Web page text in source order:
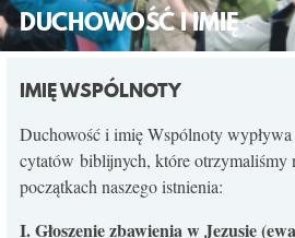
DLA KOGO?
WSPÓLNOTA
KURSY SNE
DUCHOWOŚĆ I IMIĘ
IMIĘ WSPÓLNOTY
Duchowość i imię Wspólnoty
cytatów biblijnych, które otrzymaliśmy
początkach naszego istnienia:
I. Głoszenie zbawienia w Jezusie